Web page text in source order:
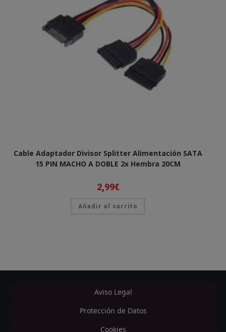
Cable Adaptador Divisor Splitter Alimentación SATA
15 PIN MACHO A DOBLE 2x Hembra 20CM
2,99€
Añadir al carrito
Aviso Legal
Protección de Datos
Cookies